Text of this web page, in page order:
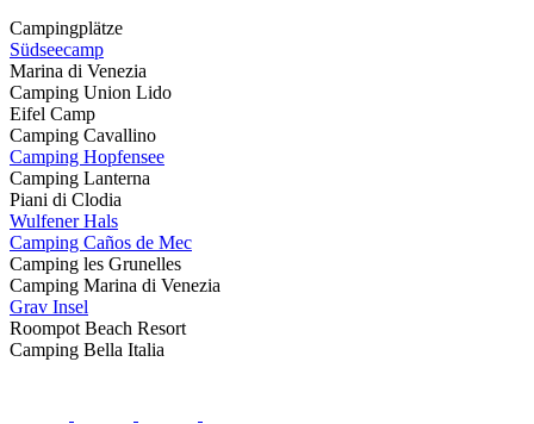
Campingplätze
Südseecamp
Marina di Venezia
Camping Union Lido
Eifel Camp
Camping Cavallino
Camping Hopfensee
Camping Lanterna
Piani di Clodia
Wulfener Hals
Camping Caños de Mec
Camping les Grunelles
Camping Marina di Venezia
Grav Insel
Roompot Beach Resort
Camping Bella Italia